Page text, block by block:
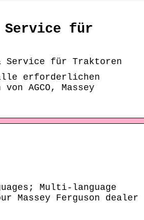
Service für
Service für Traktoren
erforderlichen
AGCO, Massey
Multi-language
Massey Ferguson dealer